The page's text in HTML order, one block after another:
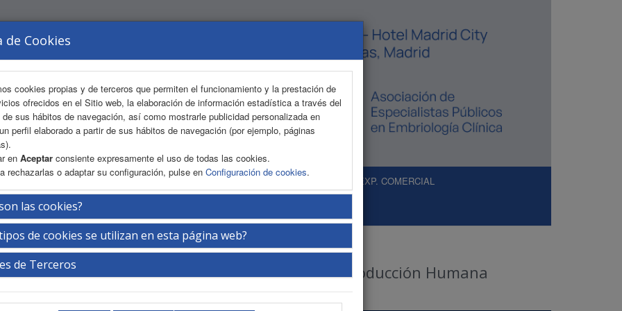
de Cookies
cookies propias y de terceros que permiten el funcionamiento y la prestación de
ofrecidos en el Sitio web, la elaboración de información estadística a través del
sus hábitos de navegación, así como mostrarle publicidad personalizada en
perfil elaborado a partir de sus hábitos de navegación (por ejemplo, páginas
en Aceptar consiente expresamente el uso de todas las cookies.
rechazarlas o adaptar su configuración, pulse en Configuración de cookies.
las cookies?
de cookies se utilizan en esta página web?
de Terceros
ÁREA CIENTÍFICA INSCRIPCIÓN EXP. COMERCIAL
de RRHH en los laboratorios de Reproducción Humana
Seguridad y calidad del servicio.